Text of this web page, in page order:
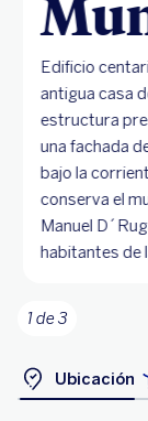
Edificio
antigua casa
estructura
una fachada
bajo la
conserva el
Manuel
habitantes de
1 de 3
Ubicación